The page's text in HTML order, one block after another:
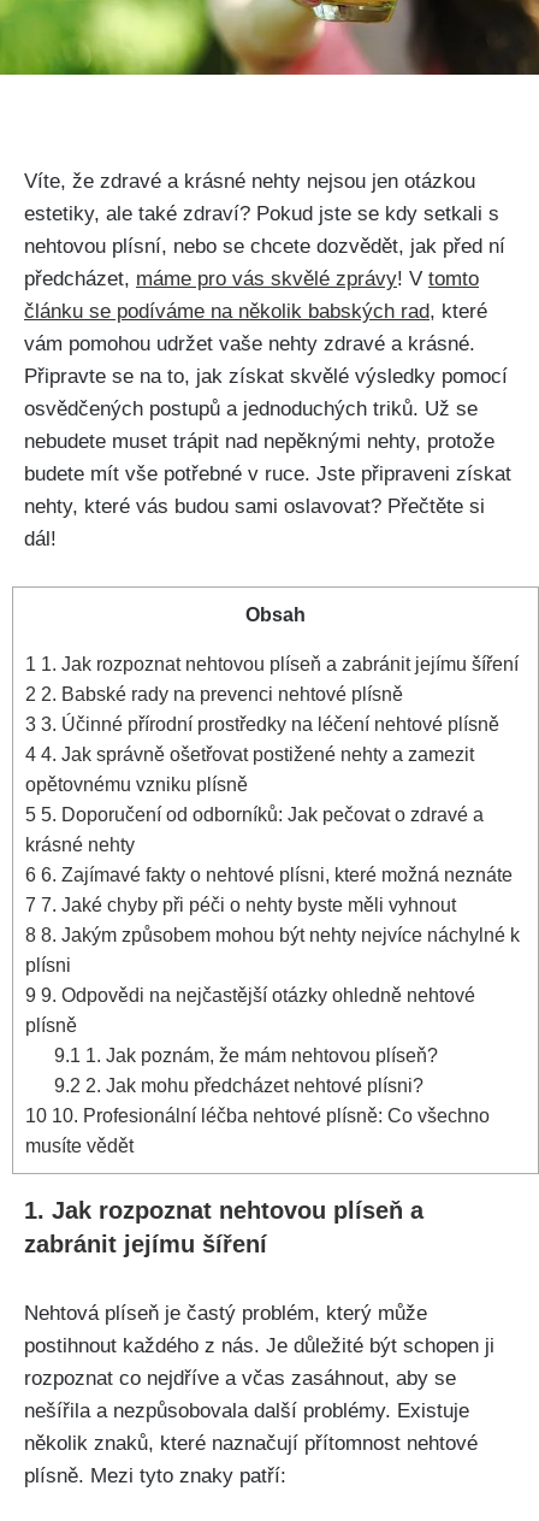
‍Víte,⁢ že zdravé ‌a⁤ krásné nehty nejsou jen otázkou⁤
estetiky, ale také zdraví? ⁤Pokud jste se kdy setkali s
‌nehtovou ​plísní, nebo ⁣se chcete ⁤dozvědět, jak před ní
předcházet, máme pro vás skvělé zprávy! V tomto
‍článku se podíváme na několik babských rad, které
vám⁢ pomohou‌ udržet ⁤vaše​ nehty zdravé ‍a krásné.​
Připravte se na to, jak získat ⁤skvělé výsledky pomocí
osvědčených⁣ postupů a ​jednoduchých triků. Už ⁤se
nebudete muset trápit nad nepěknými⁤ nehty, protože
budete ⁢mít vše potřebné v ruce. Jste připraveni získat
nehty, které vás budou⁤ sami oslavovat? ‍Přečtěte si
‍dál!
Obsah
1 1. Jak rozpoznat nehtovou plíseň a zabránit ‍jejímu šíření
2 2. Babské ⁤rady na ​prevenci⁣ nehtové plísně
3 3. Účinné přírodní prostředky na léčení​ nehtové plísně
4 4. Jak správně ošetřovat postižené ⁣nehty a zamezit
opětovnému vzniku plísně
5 5. ‌Doporučení od ‍odborníků: Jak pečovat o zdravé a⁤
krásné ‌nehty
6 6. Zajímavé fakty o nehtové plísni, které možná neznáte
7 7. Jaké chyby při péči o‌ nehty byste měli vyhnout
8 8. Jakým způsobem‌ mohou být nehty nejvíce náchylné k
plísni
9 9. Odpovědi na nejčastější otázky ohledně ​nehtové
plísně
9.1 1. Jak poznám, že mám nehtovou plíseň?
9.2 2. ‌Jak mohu předcházet nehtové plísni?
10 10. ⁤Profesionální léčba nehtové plísně:‍ Co všechno
⁢musíte vědět
1. Jak rozpoznat nehtovou plíseň a
zabránit ‍jejímu šíření
Nehtová plíseň je častý problém, který může
⁢postihnout každého z nás. ⁣Je důležité⁤ být schopen ji
rozpoznat co​ nejdříve a včas zasáhnout, aby ⁣se
nešířila a nezpůsobovala ⁢další problémy. Existuje
několik znaků, které naznačují přítomnost nehtové
‍plísně. Mezi tyto znaky patří: